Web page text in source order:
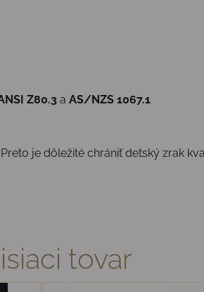
Z80.3 a AS/NZS 1067.1
je dôležité chrániť detský zrak
tovar